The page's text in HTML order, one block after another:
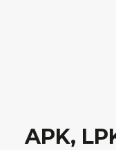
APK,